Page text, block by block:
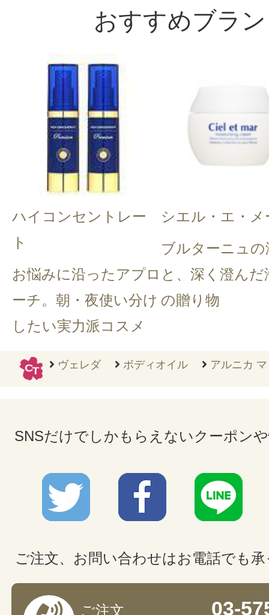
おすすめブラ
ハイコンセントレー
ト
お悩みに沿ったアプロ
ーチ。朝・夜使い分け
したい実力派コスメ
シエル・エ・メ
ブルターニュの
と、深く澄んだ
の贈り物
ヴェレダ ボディオイル アルニカ
SNSだけでしかもらえないクーポン
ご注文、お問い合わせはお電話でも
ご注文
03-